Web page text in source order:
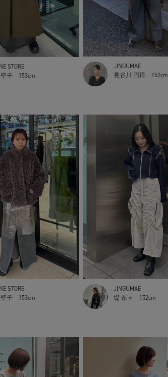
STORE
子
153cm
JINGUMAE
長谷川 円樺
152cm
STORE
子
153cm
JINGUMAE
堤 奈々
152cm